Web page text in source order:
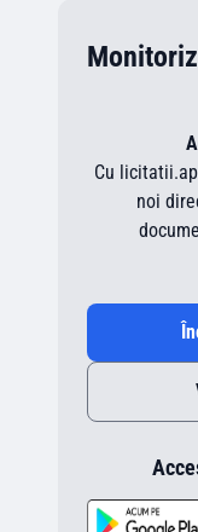
Cu
noi